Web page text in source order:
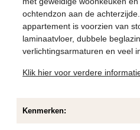
ochtendzon aan de
appartement is voorzien van
laminaatvloer, dubbele
verlichtingsarmaturen en veel
Klik hier voor verdere
Kenmerken: